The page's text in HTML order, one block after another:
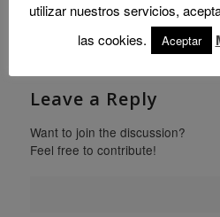
0
Leave a Reply
Want to join the discussion?
Feel free to contribute!
utilizar nuestros servicios,
las cookies.
Aceptar